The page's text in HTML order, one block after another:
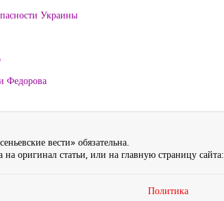
Украины
Федорова
вести» обязательна.
оригинал статьи, или на главную страницу сайта:
Политика